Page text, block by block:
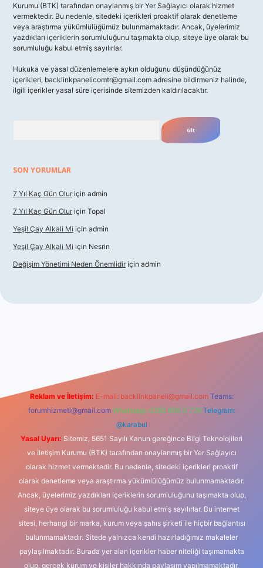
Kurumu (BTK) tarafından onaylanmış bir Yer Sağlayıcı olarak hizmet
vermektedir. Bu nedenle, sitedeki içerikleri proaktif olarak denetleme
veya araştırma yükümlülüğümüz bulunmamaktadır. Ancak, üyelerimiz
yazdıkları içeriklerin sorumluluğunu taşımakta olup, siteye üye olarak bu
sorumluluğu kabul etmiş sayılırlar.
Hukuka ve yasal düzenlemelere aykırı olduğunu düşündüğünüz
içerikleri, backlinkpanelicomtr@gmail.com adresine bildirmeniz halinde,
ilgili içerikler yasal süre içerisinde sitemizden kaldırılacaktır.
SON YORUMLAR
7 Yıl Kaç Gün Olur için admin
7 Yıl Kaç Gün Olur için Topal
Yeşil Çay Alkali Mi için admin
Yeşil Çay Alkali Mi için Nesrin
Değişim Yönetimi Neden Önemlidir için admin
Reklam ve İletişim: E-mail: backlinkpaneli@gmail.com Teams:
forumhizmeti@gmail.com Whatsapp: 0262 606 0 726 Telegram:
@karabul
Yasal Uyarı: Sitemiz, 5651 Sayılı Kanun gereğince Bilgi Teknolojileri
ve İletişim Kurumu (BTK) tarafından onaylanmış bir Yer Sağlayıcı
olarak hizmet vermektedir. Bu nedenle, sitedeki içerikleri proaktif
olarak denetleme veya araştırma yükümlülüğümüz bulunmamaktadır.
Ancak, üyelerimiz yazdıkları içeriklerin sorumluluğunu taşımakta olup,
siteye üye olarak bu sorumluluğu kabul etmiş sayılırlar. Bu internet
sitesi, herhangi bir marka, kurum veya şahıs şirketi ile hiçbir bağlantısı
bulunmamaktadır. Sitede yalnızca kendi hazırladığımız makaleler
paylaşılmaktadır. Burada yer alan içerikler haber niteliği taşımamakta
olup, gerçek kurum ve kişiler hakkında paylaşım yapılmamaktadır.